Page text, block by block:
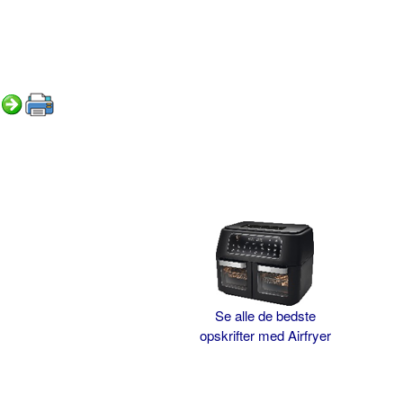
Se alle de bedste
opskrifter med Airfryer